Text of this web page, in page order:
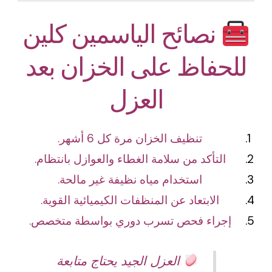
نصائح الياسمين كلين
للحفاظ على الخزان بعد
العزل
تنظيف الخزان مرة كل 6 أشهر.
التأكد من سلامة الغطاء والعوازل بانتظام.
استخدام مياه نظيفة غير مالحة.
الابتعاد عن المنظفات الكيميائية القوية.
إجراء فحص تسرب دوري بواسطة متخصص.
العزل الجيد يحتاج متابعة